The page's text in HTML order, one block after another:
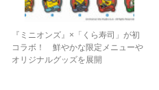
『ミニオンズ』×「くら寿司」が初
コラボ！ 鮮やかな限定メニューや
オリジナルグッズを展開